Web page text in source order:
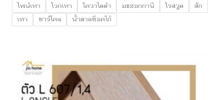
ไพน์เทา
โวกเทา โควาโดดำ มะฮอกกานี โรสวูด
สัก
เทา
ชาร์โคล น้ำตาลช็อคโก้